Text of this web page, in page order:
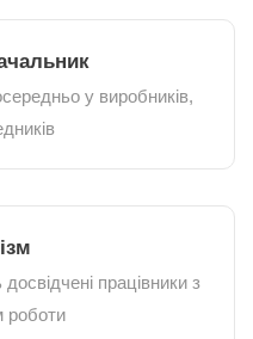
у виробників,
працівники з
роботи